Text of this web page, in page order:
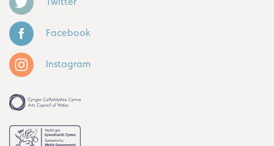
Facebook
Instagram